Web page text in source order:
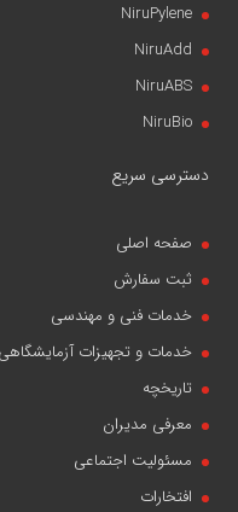
NiruPylene
NiruAdd
NiruABS
NiruBio
دسترسی سریع
صفحه اصلی
ثبت سفارش
خدمات فنی و مهندسی
خدمات و تجهیزات آزمایشگاهی
تاریخچه
معرفی مدیران
مسئولیت اجتماعی
افتخارات